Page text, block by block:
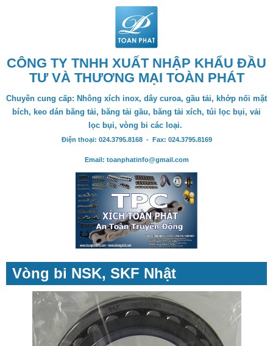
CÔNG TY TNHH XUẤT NHẬP KHẨU ĐẦU
TƯ VÀ THƯƠNG MẠI TOÀN PHÁT
Chuyên cung cấp: Nhông xích inox, dây curoa, gầu tải, khớp nối mặt
bích, keo dán băng tải, băng tải gầu, băng tải xích, túi lọc bụi, vải
lọc bụi, vòng bi các loại.
Điện thoại: 024.3795.8168 - Fax: 024.3795.8169
Email: toanphatinfo@gmail.com
Vòng bi NSK, SKF Nhật